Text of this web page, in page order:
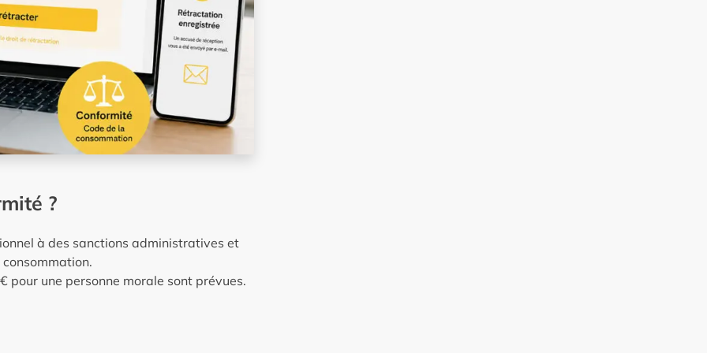
?
à des sanctions administratives et
une personne morale sont prévues.